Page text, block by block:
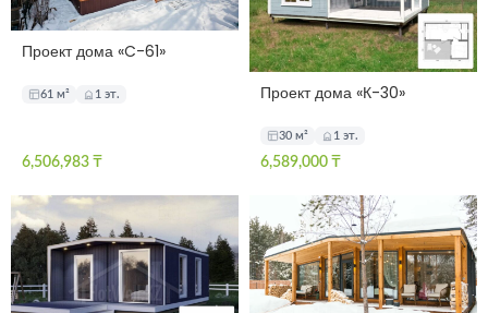
Проект дома «C-61»
61 м² 1 эт.
6,506,983 ₸
Проект дома «К-30»
30 м² 1 эт.
6,589,000 ₸